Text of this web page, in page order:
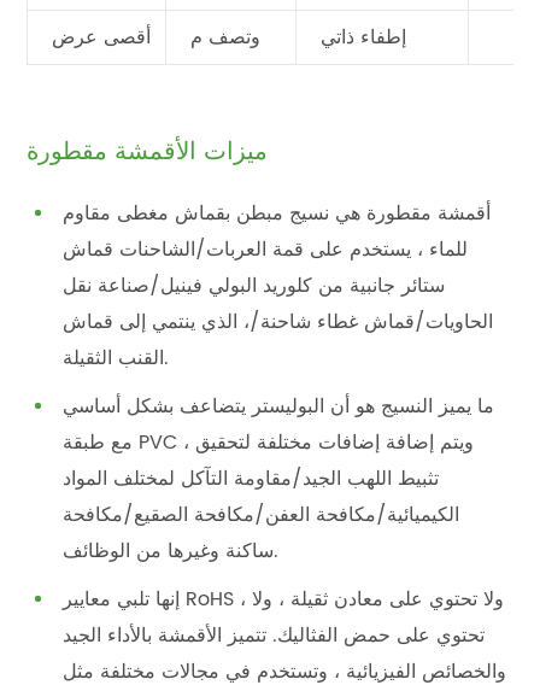
أقصى عرض
وتصف م إطفاء ذاتي
ميزات الأقمشة مقطورة
أقمشة مقطورة هي نسيج مبطن بقماش مغطى مقاوم
للماء ، يستخدم على قمة العربات/الشاحنات قماش
ستائر جانبية من كلوريد البولي فينيل/صناعة نقل
الحاويات/قماش غطاء شاحنة/، الذي ينتمي إلى قماش
القنب الثقيلة.
ما يميز النسيج هو أن البوليستر يتضاعف بشكل أساسي
مع طبقة PVC ، ويتم إضافة إضافات مختلفة لتحقيق
تثبيط اللهب الجيد/مقاومة التآكل لمختلف المواد
الكيميائية/مكافحة العفن/مكافحة الصقيع/مكافحة
ساكنة وغيرها من الوظائف.
إنها تلبي معايير RoHS ، ولا تحتوي على معادن ثقيلة ، ولا
تحتوي على حمض الفثاليك. تتميز الأقمشة بالأداء الجيد
والخصائص الفيزيائية ، وتستخدم في مجالات مختلفة مثل